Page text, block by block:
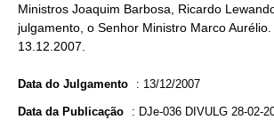
Ministros Joaquim Barbosa, Ricardo
julgamento, o Senhor Ministro Marco Aurélio.
13.12.2007.
Data do Julgamento : 13/12/2007
Data da Publicação : DJe-036 DIVULG 28-02-